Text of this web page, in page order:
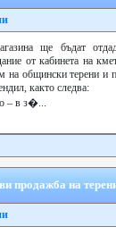
ще бъдат
от кабинета на
на общински терени
както следва:
– в з�...
продажба на